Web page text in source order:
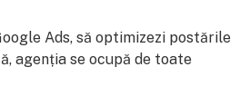
Ads, să optimizezi postările
agenția se ocupă de toate